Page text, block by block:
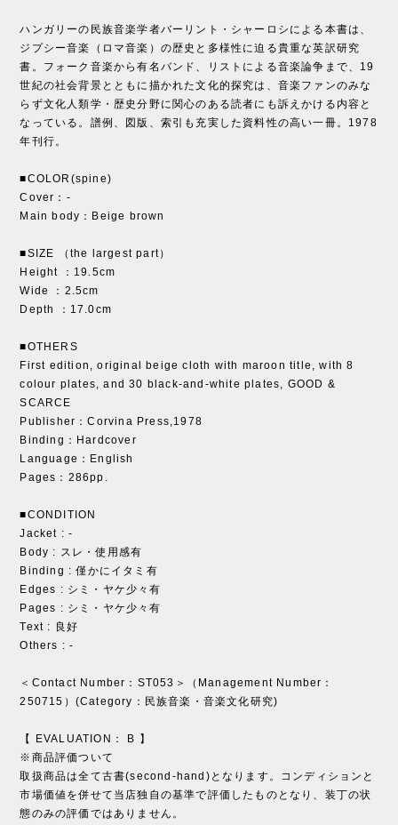
ハンガリーの民族音楽学者バーリント・シャーロシによる本書は、
ジプシー音楽（ロマ音楽）の歴史と多様性に迫る貴重な英訳研究
書。フォーク音楽から有名バンド、リストによる音楽論争まで、19
世紀の社会背景とともに描かれた文化的探究は、音楽ファンのみな
らず文化人類学・歴史分野に関心のある読者にも訴えかける内容と
なっている。譜例、図版、索引も充実した資料性の高い一冊。1978
年刊行。
■COLOR(spine)
Cover：‐
Main body：Beige brown
■SIZE （the largest part）
Height ：19.5cm
Wide ：2.5cm
Depth ：17.0cm
■OTHERS
First edition, original beige cloth with maroon title, with 8
colour plates, and 30 black-and-white plates, GOOD &
SCARCE
Publisher：Corvina Press,1978
Binding：Hardcover
Language：English
Pages：286pp.
■CONDITION
Jacket : ‐
Body : スレ・使用感有
Binding : 僅かにイタミ有
Edges : シミ・ヤケ少々有
Pages : シミ・ヤケ少々有
Text : 良好
Others : ‐
＜Contact Number：ST053＞（Management Number：
250715）(Category：民族音楽・音楽文化研究)
【 EVALUATION： B 】
※商品評価ついて
取扱商品は全て古書(second-hand)となります。コンディションと
市場価値を併せて当店独自の基準で評価したものとなり、装丁の状
態のみの評価ではありません。